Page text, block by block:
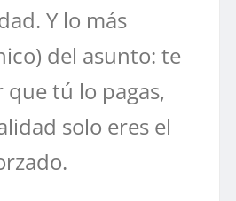
Y lo más
del asunto: te
tú lo pagas,
solo eres el